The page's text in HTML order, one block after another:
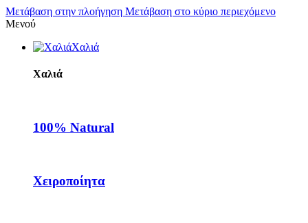
Μετάβαση στην πλοήγηση Μετάβαση στο κύριο περιεχόμενο
Μενού
Χαλιά
Χαλιά
100% Natural
Χειροποίητα